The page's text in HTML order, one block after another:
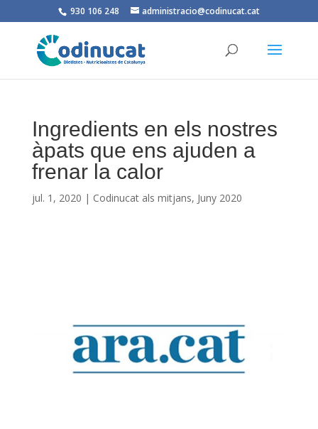
930 106 248 administracio@codinucat.cat
Ingredients en els nostres
àpats que ens ajuden a
frenar la calor
jul. 1, 2020 | Codinucat als mitjans, Juny 2020